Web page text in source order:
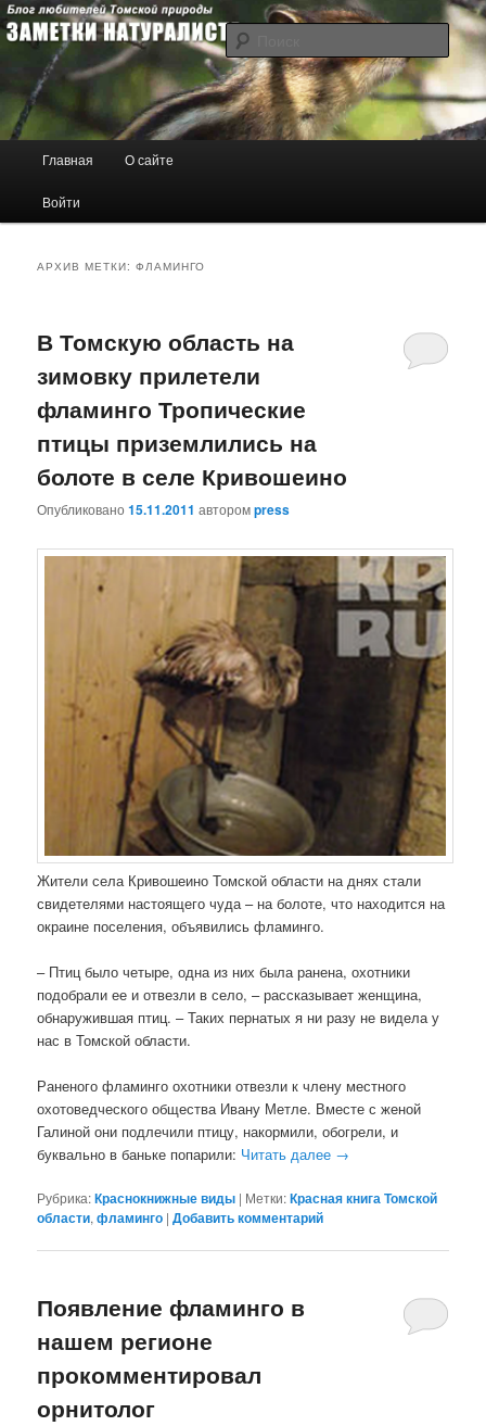
Заметки натуралиста
Блог любителей Томской природы
Перейти к основному содержимому
Перейти к дополнительному содержимому
Главная О сайте
Войти
АРХИВ МЕТКИ:ФЛАМИНГО
В Томскую область на
зимовку прилетели
фламинго Тропические
птицы приземлились на
болоте в селе Кривошеино
Опубликовано15.11.2011 авторомpress
Жители села Кривошеино Томской области на днях стали
свидетелями настоящего чуда – на болоте, что находится на
окраине поселения, объявились фламинго.
– Птиц было четыре, одна из них была ранена, охотники
подобрали ее и отвезли в село, – рассказывает женщина,
обнаружившая птиц. – Таких пернатых я ни разу не видела у
нас в Томской области.
Раненого фламинго охотники отвезли к члену местного
охотоведческого общества Ивану Метле. Вместе с женой
Галиной они подлечили птицу, накормили, обогрели, и
буквально в баньке попарили: Читать далее →
Рубрика:Краснокнижные виды | Метки:Красная книга Томской
области,фламинго |Добавить комментарий
Появление фламинго в
нашем регионе
прокомментировал
орнитолог